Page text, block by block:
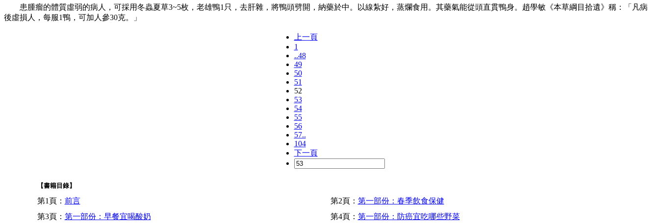
患腫瘤的體質虛弱的病人，可採用冬蟲夏草3~5枚，老雄鴨1只，去肝雜，將鴨頭劈開，納藥於中。以線紮好，蒸爛食用。其藥氣能從頭直貫鴨身。趙學敏《本草綱目拾遺》稱：「凡病
後虛損人，每服1鴨，可加人參30克。」
上一頁
1
..48
49
50
51
52
53
54
55
56
57..
104
下一頁
【書籍目錄】
第1頁： 前言 第2頁： 第一部份：春季飲食保健
第3頁： 第一部份：早餐宜喝酸奶 第4頁： 第一部份：防癌宜吃哪些野菜